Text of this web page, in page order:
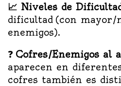
📈 Niveles de
dificultad (con mayor/
enemigos).
❓ Cofres/Enemigos al
aparecen en
cofres también es